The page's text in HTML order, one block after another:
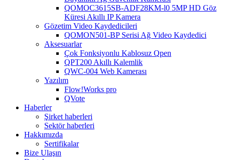
QOMOC3615SB-ADF28KM-l0 5MP HD Göz
Küresi Akıllı IP Kamera
Gözetim Video Kaydedicileri
QOMON501-BP Serisi Ağ Video Kaydedici
Aksesuarlar
Çok Fonksiyonlu Kablosuz Qpen
QPT200 Akıllı Kalemlik
QWC-004 Web Kamerası
Yazılım
Flow!Works pro
QVote
Haberler
Şirket haberleri
Sektör haberleri
Hakkımızda
Sertifikalar
Bize Ulaşın